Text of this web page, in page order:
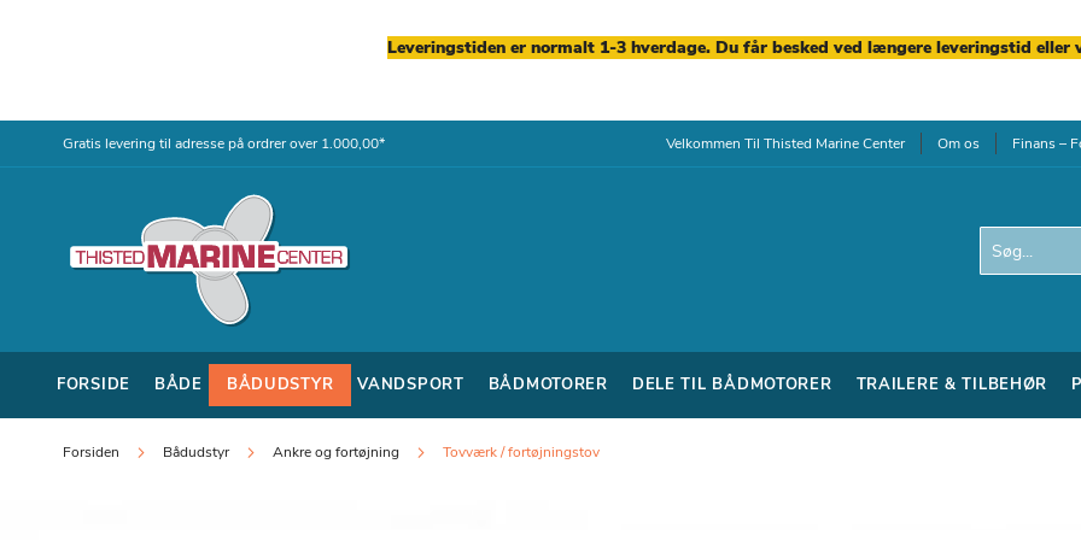
Leveringstiden er normalt 1-3 hverdage. Du får besked ved længere leveringstid eller
Gratis levering til adresse på ordrer over 1.000,00*Skip
Velkommen Til Thisted Marine Center Om os Finans –
Search
FORSIDE BÅDE BÅDUDSTYR VANDSPORT BÅDMOTORER DELE TIL BÅDMOTORER TRAILERE & TILBEHØR
Forsiden Bådudstyr Ankre og fortøjning Tovværk / fortøjningstov